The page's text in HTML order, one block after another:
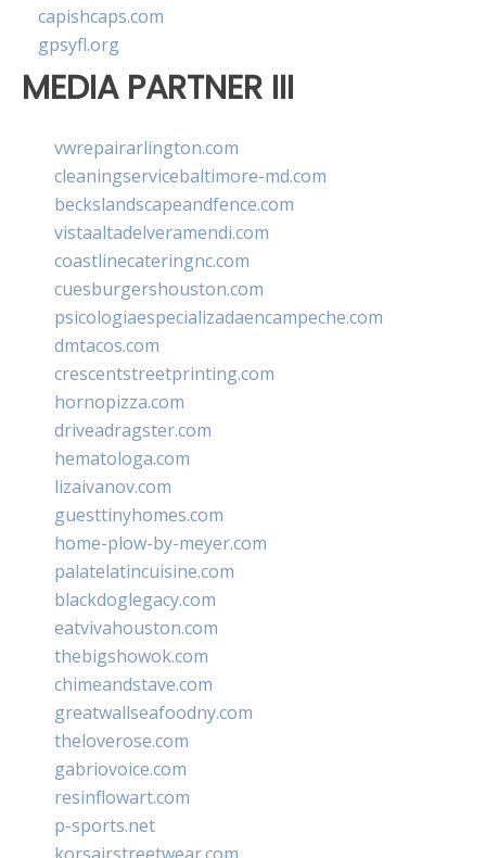
capishcaps.com
gpsyfl.org
MEDIA PARTNER III
vwrepairarlington.com
cleaningservicebaltimore-md.com
beckslandscapeandfence.com
vistaaltadelveramendi.com
coastlinecateringnc.com
cuesburgershouston.com
psicologiaespecializadaencampeche.com
dmtacos.com
crescentstreetprinting.com
hornopizza.com
driveadragster.com
hematologa.com
lizaivanov.com
guesttinyhomes.com
home-plow-by-meyer.com
palatelatincuisine.com
blackdoglegacy.com
eatvivahouston.com
thebigshowok.com
chimeandstave.com
greatwallseafoodny.com
theloverose.com
gabriovoice.com
resinflowart.com
p-sports.net